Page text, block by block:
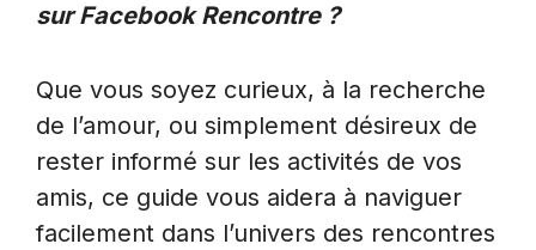
sur Facebook Rencontre ?
Que vous soyez curieux, à la recherche
de l’amour, ou simplement désireux de
rester informé sur les activités de vos
amis, ce guide vous aidera à naviguer
facilement dans l’univers des rencontres